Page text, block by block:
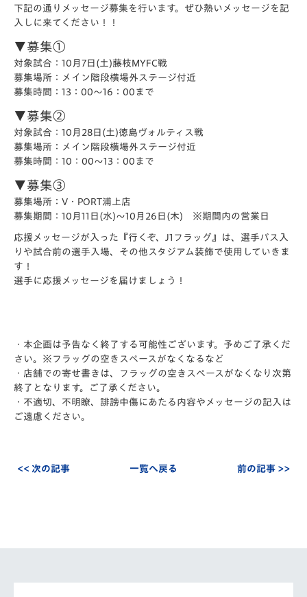
下記の通りメッセージ募集を行います。ぜひ熱いメッセージを記
入しに来てください！！
▼募集①
対象試合：10月7日(土)藤枝MYFC戦
募集場所：メイン階段横場外ステージ付近
募集時間：13：00～16：00まで
▼募集②
対象試合：10月28日(土)徳島ヴォルティス戦
募集場所：メイン階段横場外ステージ付近
募集時間：10：00～13：00まで
▼募集③
募集場所：V・PORT浦上店
募集期間：10月11日(水)～10月26日(木) ※期間内の営業日
応援メッセージが入った『行くぞ、J1フラッグ』は、選手バス入
りや試合前の選手入場、その他スタジアム装飾で使用していきま
す！
選手に応援メッセージを届けましょう！
・本企画は予告なく終了する可能性ございます。予めご了承くだ
さい。※フラッグの空きスペースがなくなるなど
・店舗での寄せ書きは、フラッグの空きスペースがなくなり次第
終了となります。ご了承ください。
・不適切、不明瞭、誹謗中傷にあたる内容やメッセージの記入は
ご遠慮ください。
<< 次の記事 一覧へ戻る 前の記事 >>